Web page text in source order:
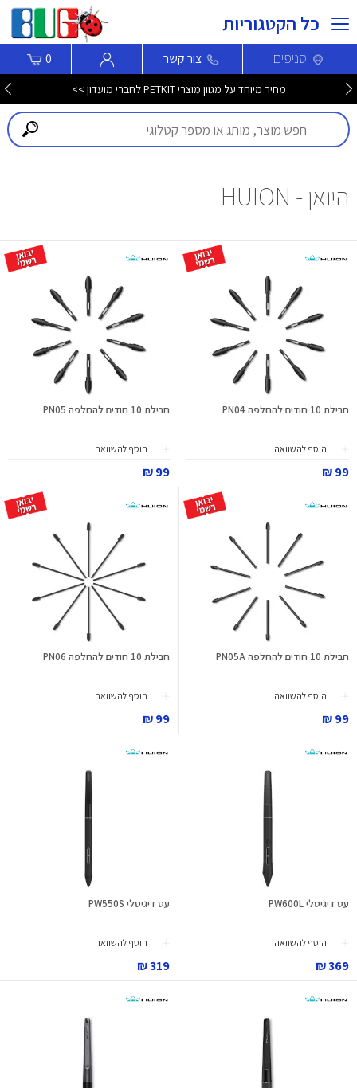
כל הקטגוריות
סניפים צור קשר 0
מחיר מיוחד על מגוון מוצרי PETKIT לחברי מועדון >>
היואן - HUION
חבילת 10 חודים להחלפה PN04
הוסף להשוואה
99 ₪
חבילת 10 חודים להחלפה PN05
הוסף להשוואה
99 ₪
חבילת 10 חודים להחלפה PN05A
הוסף להשוואה
99 ₪
חבילת 10 חודים להחלפה PN06
הוסף להשוואה
99 ₪
עט דיגיטלי PW600L
הוסף להשוואה
369 ₪
עט דיגיטלי PW550S
הוסף להשוואה
319 ₪